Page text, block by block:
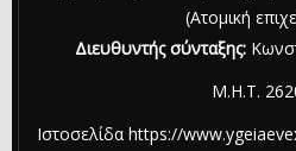
(Ατομική
Διευθυντής σύνταξης:
Μ.Η.Τ.
Ιστοσελίδα https://